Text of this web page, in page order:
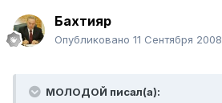
Бахтияр
Опубликовано 11 Сентября 2008
МОЛОДОЙ писал(а):